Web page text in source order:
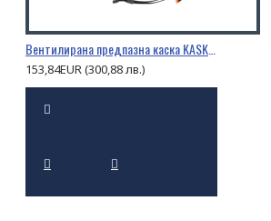
Вентилирана предпазна каска KASK PRIMERO AIR
153,84EUR (300,88 лв.)